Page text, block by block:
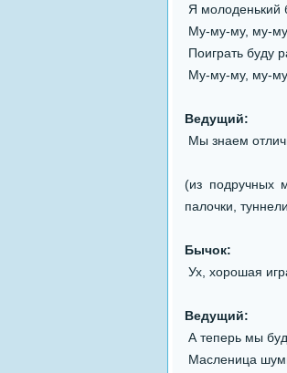
Я молоденький
Му-му-му, му-
Поиграть буду
Му-му-му, му-
Ведущий:
Мы знаем
(из подручных
палочки,
Бычок:
Ух, хорошая
Ведущий:
А теперь мы
Масленица